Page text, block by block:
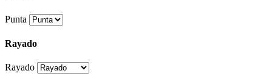
Punta
Rayado
Rayado